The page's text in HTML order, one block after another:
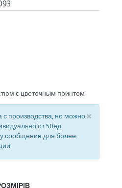
с цветочным принтом
×
производства, но можно
от 50ед.
сообщение для более